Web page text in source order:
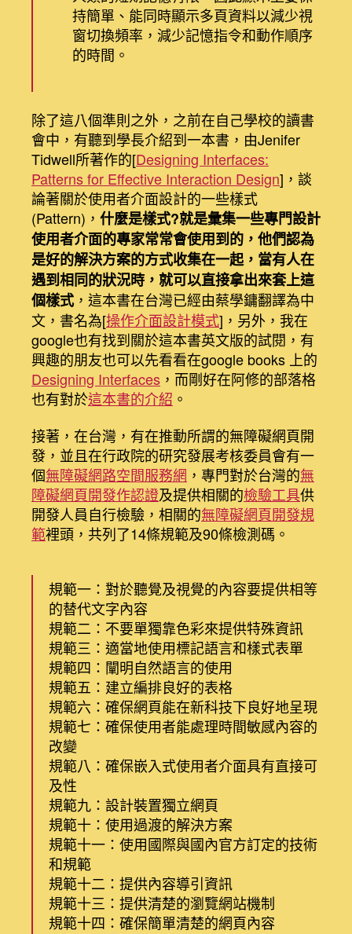
持簡單、能同時顯示多頁資料以減少視
窗切換頻率，減少記憶指令和動作順序
的時間。
除了這八個準則之外，之前在自己學校的讀書
會中，有聽到學長介紹到一本書，由Jenifer
Tidwell所著作的[Designing Interfaces:
Patterns for Effective Interaction Design]，談
論著關於使用者介面設計的一些樣式
(Pattern)， 什麼是樣式?就是彙集一些專門設計
使用者介面的專家常常會使用到的，他們認為
是好的解決方案的方式收集在一起，當有人在
遇到相同的狀況時，就可以直接拿出來套上這
個樣式，這本書在台灣已經由蔡學鏞翻譯為中
文，書名為[操作介面設計模式]，另外，我在
google也有找到關於這本書英文版的試閱，有
興趣的朋友也可以先看看在google books 上的
Designing Interfaces ，而剛好在阿修的部落格
也有對於這本書的介紹 。
接著，在台灣，有在推動所謂的無障礙網頁開
發，並且在行政院的研究發展考核委員會有一
個無障礙網路空間服務網 ，專門對於台灣的無
障礙網頁開發作認證及提供相關的檢驗工具供
開發人員自行檢驗，相關的無障礙網頁開發規
範裡頭，共列了14條規範及90條檢測碼。
規範一：對於聽覺及視覺的內容要提供相等
的替代文字內容
規範二：不要單獨靠色彩來提供特殊資訊
規範三：適當地使用標記語言和樣式表單
規範四：闡明自然語言的使用
規範五：建立編排良好的表格
規範六：確保網頁能在新科技下良好地呈現
規範七：確保使用者能處理時間敏感內容的
改變
規範八：確保嵌入式使用者介面具有直接可
及性
規範九：設計裝置獨立網頁
規範十：使用過渡的解決方案
規範十一：使用國際與國內官方訂定的技術
和規範
規範十二：提供內容導引資訊
規範十三：提供清楚的瀏覽網站機制
規範十四：確保簡單清楚的網頁內容